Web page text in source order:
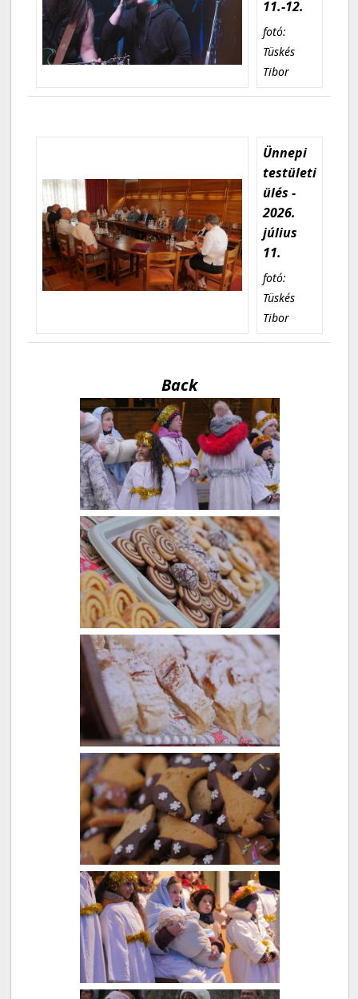
11.-12.
fotó:
Tüskés
Tibor
Ünnepi
testületi
ülés -
2026.
július
11.
fotó:
Tüskés
Tibor
Back